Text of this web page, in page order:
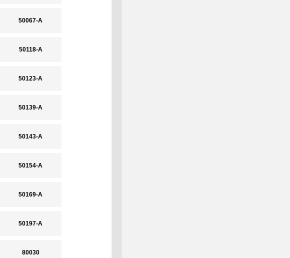
50067-A
50118-A
50123-A
50139-A
50143-A
50154-A
50169-A
50197-A
80030